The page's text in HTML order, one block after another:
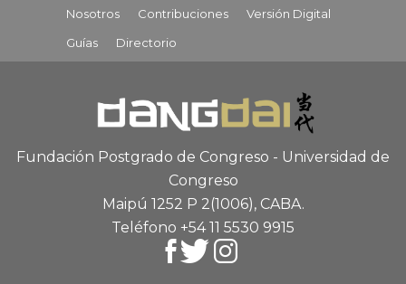
Nosotros Contribuciones
Versión Digital
Guías
Directorio
Fundación Postgrado de Congreso - Universidad de
Congreso
Maipú 1252 P 2 (1006), CABA.
Teléfono +54 11 5530 9915